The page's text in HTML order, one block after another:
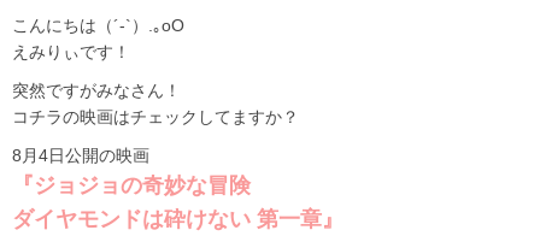
こんにちは（´-`）.｡oO
えみりぃです！
突然ですがみなさん！
コチラの映画はチェックしてますか？
8月4日公開の映画
『ジョジョの奇妙な冒険
ダイヤモンドは砕けない 第一章』